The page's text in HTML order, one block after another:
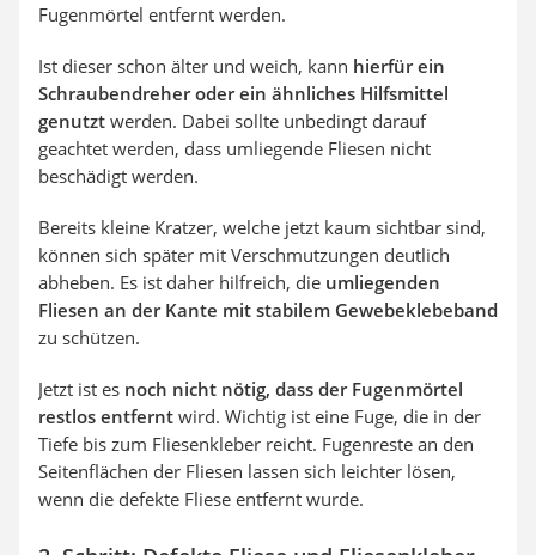
Fugenmörtel entfernt werden.
Ist dieser schon älter und weich, kann hierfür ein
Schraubendreher oder ein ähnliches Hilfsmittel
genutzt werden. Dabei sollte unbedingt darauf
geachtet werden, dass umliegende Fliesen nicht
beschädigt werden.
Bereits kleine Kratzer, welche jetzt kaum sichtbar sind,
können sich später mit Verschmutzungen deutlich
abheben. Es ist daher hilfreich, die umliegenden
Fliesen an der Kante mit stabilem Gewebeklebeband
zu schützen.
Jetzt ist es noch nicht nötig, dass der Fugenmörtel
restlos entfernt wird. Wichtig ist eine Fuge, die in der
Tiefe bis zum Fliesenkleber reicht. Fugenreste an den
Seitenflächen der Fliesen lassen sich leichter lösen,
wenn die defekte Fliese entfernt wurde.